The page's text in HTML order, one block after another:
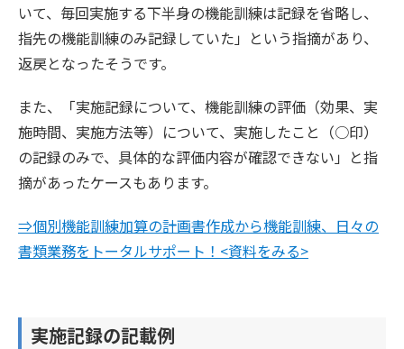
いて、毎回実施する下半身の機能訓練は記録を省略し、
指先の機能訓練のみ記録していた」という指摘があり、
返戻となったそうです。
また、「実施記録について、機能訓練の評価（効果、実
施時間、実施方法等）について、実施したこと（○印）
の記録のみで、具体的な評価内容が確認できない」と指
摘があったケースもあります。
⇒個別機能訓練加算の計画書作成から機能訓練、日々の
書類業務をトータルサポート！<資料をみる>
実施記録の記載例